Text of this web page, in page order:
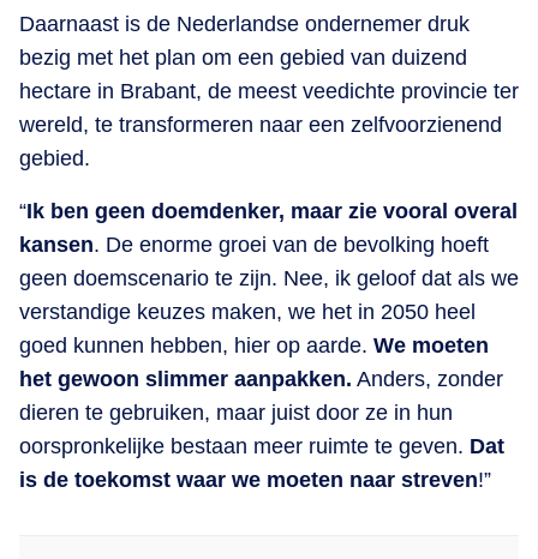
Daarnaast is de Nederlandse ondernemer druk
bezig met het plan om een gebied van duizend
hectare in Brabant, de meest veedichte provincie ter
wereld, te transformeren naar een zelfvoorzienend
gebied.
“Ik ben geen doemdenker, maar zie vooral overal
kansen. De enorme groei van de bevolking hoeft
geen doemscenario te zijn. Nee, ik geloof dat als we
verstandige keuzes maken, we het in 2050 heel
goed kunnen hebben, hier op aarde. We moeten
het gewoon slimmer aanpakken. Anders, zonder
dieren te gebruiken, maar juist door ze in hun
oorspronkelijke bestaan meer ruimte te geven. Dat
is de toekomst waar we moeten naar streven!”